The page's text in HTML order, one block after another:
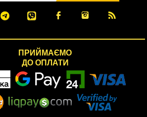
ПРИЙМАЄМО
ДО ОПЛАТИ